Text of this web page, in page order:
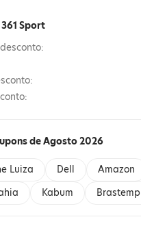
Sport
de Agosto 2026
Luiza Dell
Amazon
Kabum Brastemp